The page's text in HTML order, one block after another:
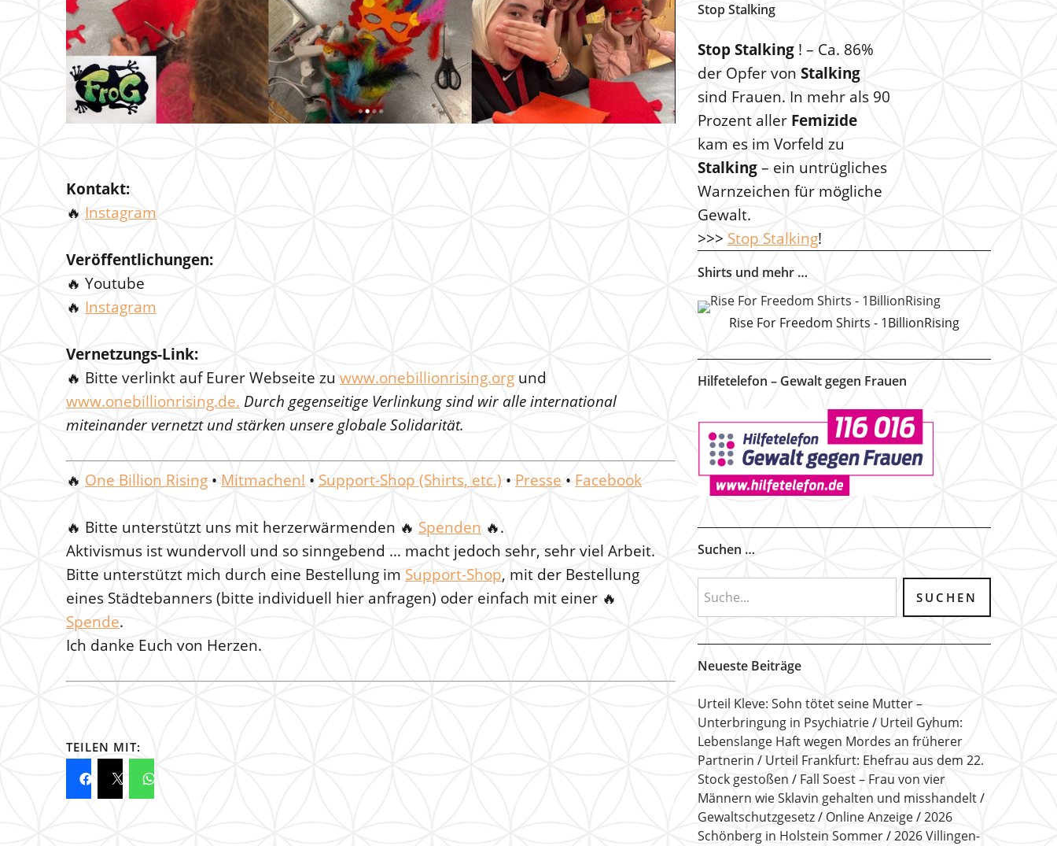
Kontakt:
🔥 Instagram
Veröffentlichungen:
🔥 Youtube
🔥 Instagram
Vernetzungs-Link:
🔥 Bitte verlinkt auf Eurer Webseite zu www.onebillionrising.org und
www.onebillionrising.de. Durch gegenseitige Verlinkung sind wir alle international
miteinander vernetzt und stärken unsere globale Solidarität.
🔥 One Billion Rising • Mitmachen! • Support-Shop (Shirts, etc.) • Presse • Facebook
🔥 Bitte unterstützt uns mit herzerwärmenden 🔥 Spenden 🔥.
Aktivismus ist wundervoll und so sinngebend … macht jedoch sehr, sehr viel Arbeit.
Bitte unterstützt mich durch eine Bestellung im Support-Shop, mit der Bestellung
eines Städtebanners (bitte individuell hier anfragen) oder einfach mit einer 🔥
Spende.
Ich danke Euch von Herzen.
TEILEN MIT:
Stop Stalking
Stop Stalking! – Ca. 86%
der Opfer von Stalking
sind Frauen. In mehr als 90
Prozent aller Femizide
kam es im Vorfeld zu
Stalking– ein untrügliches
Warnzeichen für mögliche
Gewalt.
>>> Stop Stalking!
Shirts und mehr …
Rise For Freedom Shirts - 1BillionRising
Hilfetelefon – Gewalt gegen Frauen
Suchen …
Neueste Beiträge
Urteil Kleve: Sohn tötet seine Mutter –
Unterbringung in Psychiatrie
Urteil Gyhum:
Lebenslange Haft wegen Mordes an früherer
Partnerin
Urteil Frankfurt: Ehefrau aus dem 22.
Stock gestoßen
Fall Soest – Frau von vier
Männern wie Sklavin gehalten und misshandelt
Gewaltschutzgesetz
Online Anzeige
2026
Schönberg in Holstein Sommer
2026 Villingen-